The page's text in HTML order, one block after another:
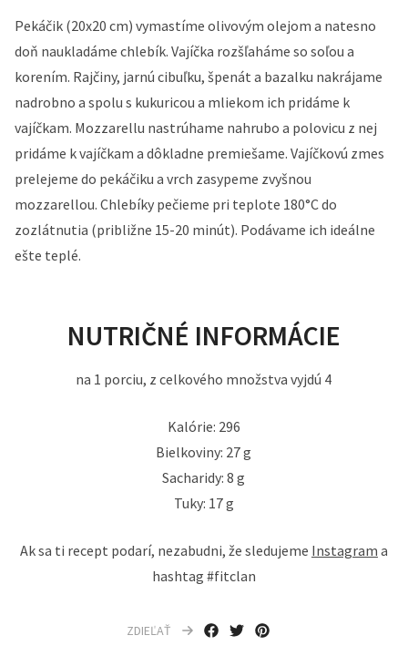
Pekáčik (20x20 cm) vymastíme olivovým olejom a natesno
doň naukladáme chlebík. Vajíčka rozšľaháme so soľou a
korením. Rajčiny, jarnú cibuľku, špenát a bazalku nakrájame
nadrobno a spolu s kukuricou a mliekom ich pridáme k
vajíčkam. Mozzarellu nastrúhame nahrubo a polovicu z nej
pridáme k vajíčkam a dôkladne premiešame. Vajíčkovú zmes
prelejeme do pekáčiku a vrch zasypeme zvyšnou
mozzarellou. Chlebíky pečieme pri teplote 180°C do
zozlátnutia (približne 15-20 minút). Podávame ich ideálne
ešte teplé.
NUTRIČNÉ INFORMÁCIE
na 1 porciu, z celkového množstva vyjdú 4
Kalórie: 296
Bielkoviny: 27 g
Sacharidy: 8 g
Tuky: 17 g
Ak sa ti recept podarí, nezabudni, že sledujeme Instagram a
hashtag #fitclan
ZDIEĽAŤ